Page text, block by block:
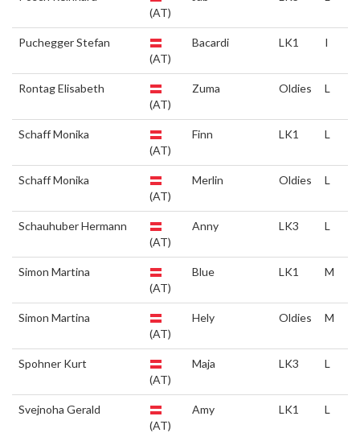
(AT)
Puchegger Stefan
(AT)
Bacardi LK1 I
Rontag Elisabeth
(AT)
Zuma Oldies L
Schaff Monika
(AT)
Finn LK1 L
Schaff Monika
(AT)
Merlin Oldies L
Schauhuber Hermann
(AT)
Anny LK3 L
Simon Martina
(AT)
Blue LK1 M
Simon Martina
(AT)
Hely Oldies M
Spohner Kurt
(AT)
Maja LK3 L
Svejnoha Gerald
(AT)
Amy LK1 L